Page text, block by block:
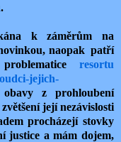
k záměrům na
naopak patří
resortu
jejich-
z prohloubení
její nezávislosti
procházejí stovky
justice a mám dojem,